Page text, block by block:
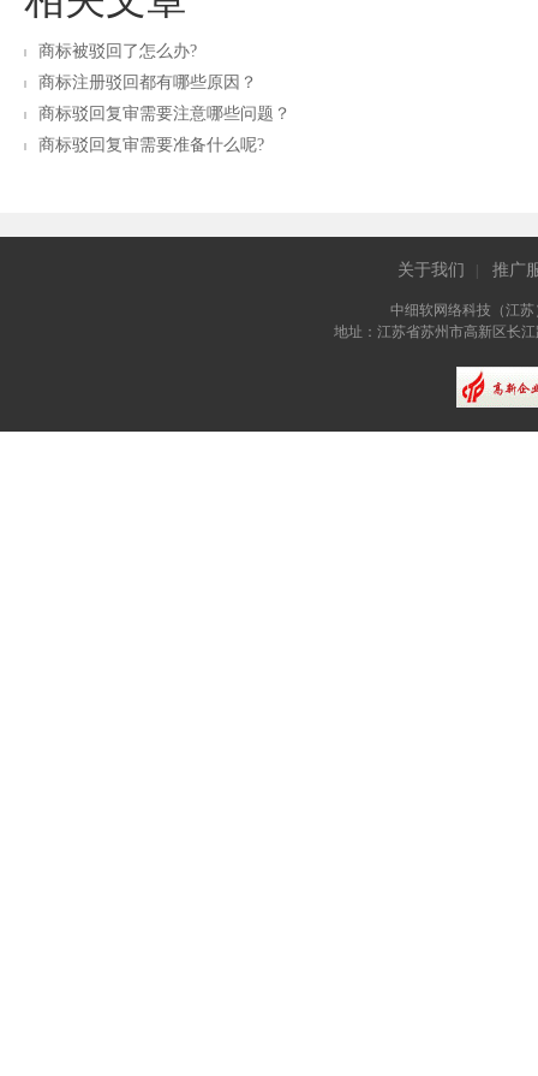
商标被驳回了怎么办?
商标注册驳回都有哪些原因？
商标驳回复审需要注意哪些问题？
商标驳回复审​需要准备什么呢?
关于我们 推广
中细软网络科技（江
地址：江苏省苏州市高新区长